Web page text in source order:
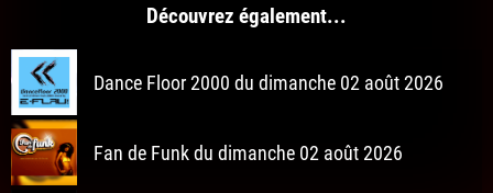
Découvrez également...
Dance Floor 2000 du dimanche 02 août 2026
Fan de Funk du dimanche 02 août 2026